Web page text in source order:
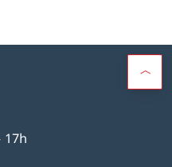
17h